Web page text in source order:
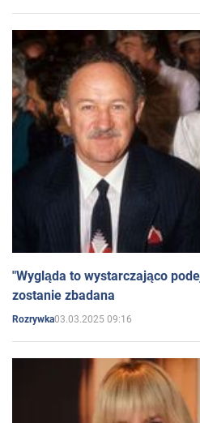
"Wygląda to wystarczająco
zostanie zbadana
Rozrywka03.03.2025 09:16